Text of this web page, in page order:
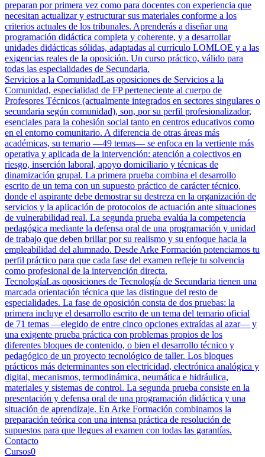
preparan por primera vez como para docentes con experiencia que
necesitan actualizar y estructurar sus materiales conforme a los
criterios actuales de los tribunales. Aprenderás a diseñar una
programación didáctica completa y coherente, y a desarrollar
unidades didácticas sólidas, adaptadas al currículo LOMLOE y a las
exigencias reales de la oposición. Un curso práctico, válido para
todas las especialidades de Secundaria.
Servicios a la ComunidadLas oposiciones de Servicios a la
Comunidad, especialidad de FP perteneciente al cuerpo de
Profesores Técnicos (actualmente integrados en sectores singulares o
secundaria según comunidad), son, por su perfil profesionalizador,
esenciales para la cohesión social tanto en centros educativos como
en el entorno comunitario. A diferencia de otras áreas más
académicas, su temario —49 temas— se enfoca en la vertiente más
operativa y aplicada de la intervención: atención a colectivos en
riesgo, inserción laboral, apoyo domiciliario y técnicas de
dinamización grupal. La primera prueba combina el desarrollo
escrito de un tema con un supuesto práctico de carácter técnico,
donde el aspirante debe demostrar su destreza en la organización de
servicios y la aplicación de protocolos de actuación ante situaciones
de vulnerabilidad real. La segunda prueba evalúa la competencia
pedagógica mediante la defensa oral de una programación y unidad
de trabajo que deben brillar por su realismo y su enfoque hacia la
empleabilidad del alumnado. Desde Arke Formación potenciamos tu
perfil práctico para que cada fase del examen refleje tu solvencia
como profesional de la intervención directa.
TecnologíaLas oposiciones de Tecnología de Secundaria tienen una
marcada orientación técnica que las distingue del resto de
especialidades. La fase de oposición consta de dos pruebas: la
primera incluye el desarrollo escrito de un tema del temario oficial
de 71 temas —elegido de entre cinco opciones extraídas al azar— y
una exigente prueba práctica con problemas propios de los
diferentes bloques de contenido, o bien el desarrollo técnico y
pedagógico de un proyecto tecnológico de taller. Los bloques
prácticos más determinantes son electricidad, electrónica analógica y
digital, mecanismos, termodinámica, neumática e hidráulica,
materiales y sistemas de control. La segunda prueba consiste en la
presentación y defensa oral de una programación didáctica y una
situación de aprendizaje. En Arke Formación combinamos la
preparación teórica con una intensa práctica de resolución de
supuestos para que llegues al examen con todas las garantías.
Contacto
Cursos0